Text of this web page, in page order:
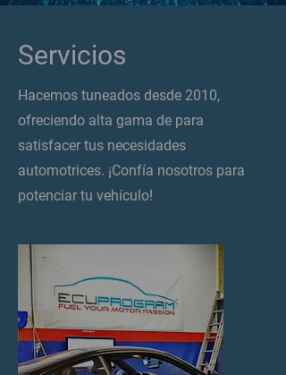
Servicios
Hacemos tuneados desde 2010,
ofreciendo alta gama de para
satisfacer tus necesidades
automotrices. ¡Confía nosotros para
potenciar tu vehículo!